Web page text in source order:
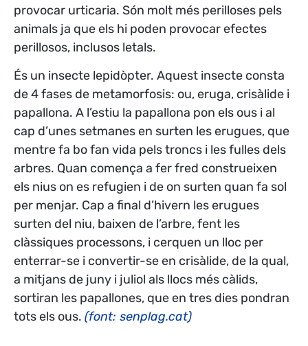
provocar urticaria. Són molt més perilloses pels
animals ja que els hi poden provocar efectes
perillosos, inclusos letals.
És un insecte lepidòpter. Aquest insecte consta
de 4 fases de metamorfosis: ou, eruga, crisàlide i
papallona. A l’estiu la papallona pon els ous i al
cap d’unes setmanes en surten les erugues, que
mentre fa bo fan vida pels troncs i les fulles dels
arbres. Quan comença a fer fred construeixen
els nius on es refugien i de on surten quan fa sol
per menjar. Cap a final d’hivern les erugues
surten del niu, baixen de l’arbre, fent les
clàssiques processons, i cerquen un lloc per
enterrar-se i convertir-se en crisàlide, de la qual,
a mitjans de juny i juliol als llocs més càlids,
sortiran les papallones, que en tres dies pondran
tots els ous. (font: senplag.cat)